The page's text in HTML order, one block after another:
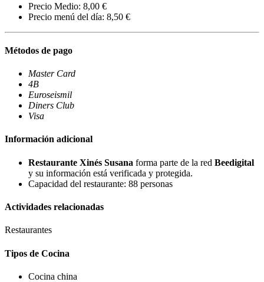
Precio Medio: 8,00 €
Precio menú del día: 8,50 €
Métodos de pago
Master Card
4B
Euroseismil
Diners Club
Visa
Información adicional
Restaurante Xinés Susana forma parte de la red Beedigital
y su información está verificada y protegida.
Capacidad del restaurante: 88 personas
Actividades relacionadas
Restaurantes
Tipos de Cocina
Cocina china